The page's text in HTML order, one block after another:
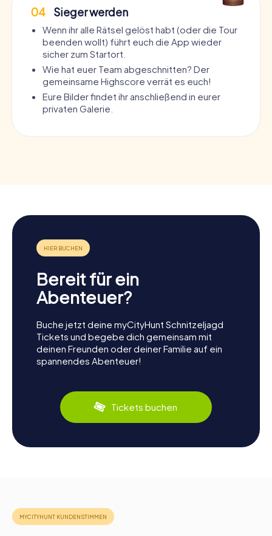
04 Sieger werden
Wenn ihr alle Rätsel gelöst habt (oder die Tour
beenden wollt) führt euch die App wieder
sicher zum Startort.
Wie hat euer Team abgeschnitten? Der
gemeinsame Highscore verrät es euch!
Eure Bilder findet ihr anschließend in eurer
privaten Galerie.
Bereit für ein
Abenteuer?
Buche jetzt deine myCityHunt Schnitzeljagd
Tickets und begebe dich gemeinsam mit
deinen Freunden oder deiner Familie auf ein
spannendes Abenteuer!
Tickets buchen